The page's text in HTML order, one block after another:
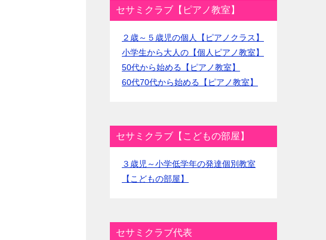
セサミクラブ【ピアノ教室】
２歳～５歳児の個人【ピアノクラス】
小学生から大人の【個人ピアノ教室】
50代から始める【ピアノ教室】
60代70代から始める【ピアノ教室】
セサミクラブ【こどもの部屋】
３歳児～小学低学年の発達個別教室
【こどもの部屋】
セサミクラブ代表